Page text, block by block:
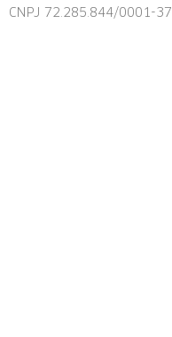
CNPJ 72.285.844/0001-37